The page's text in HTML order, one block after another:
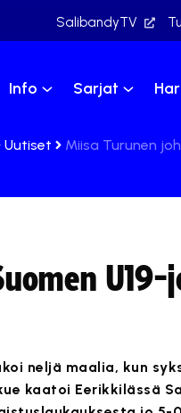
SalibandyTV
Info Sarjat
Uutiset Miisa Turunen
neljä maalia, kun
kaatoi Eerikkilässä